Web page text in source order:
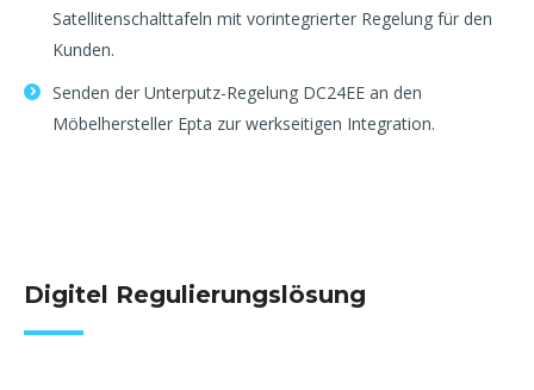
Satellitenschalttafeln mit vorintegrierter Regelung für den
Kunden.
Senden der Unterputz-Regelung DC24EE an den
Möbelhersteller Epta zur werkseitigen Integration.
Digitel Regulierungslösung